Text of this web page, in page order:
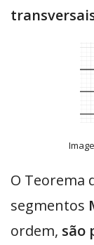
O Teorema
segmentos
ordem, são